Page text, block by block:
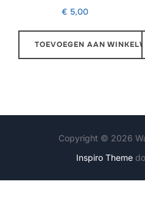
€ 5,00
TOEVOEGEN AAN
Copyright © 2026
Inspiro Theme